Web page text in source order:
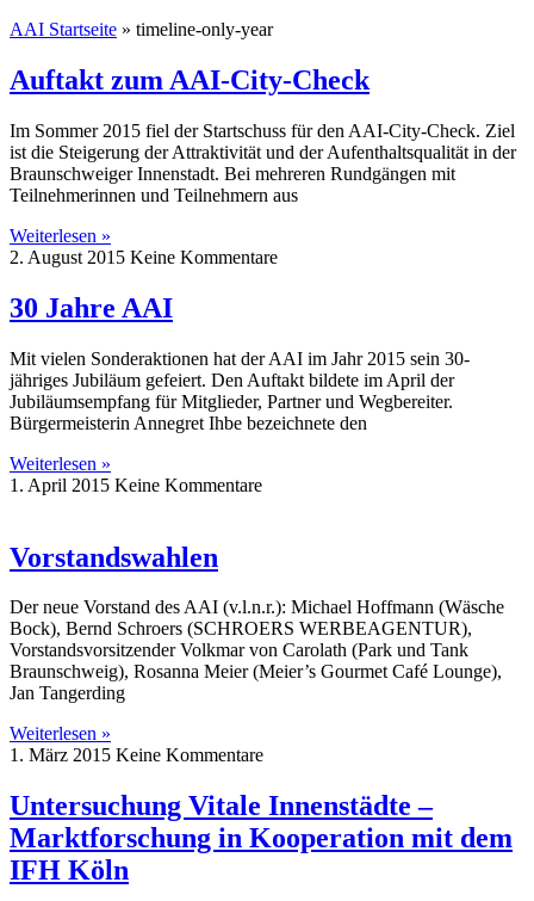
AAI Startseite » timeline-only-year
Auftakt zum AAI-City-Check
Im Sommer 2015 fiel der Startschuss für den AAI-City-Check. Ziel
ist die Steigerung der Attraktivität und der Aufenthaltsqualität in der
Braunschweiger Innenstadt. Bei mehreren Rundgängen mit
Teilnehmerinnen und Teilnehmern aus
Weiterlesen »
2. August 2015 Keine Kommentare
30 Jahre AAI
Mit vielen Sonderaktionen hat der AAI im Jahr 2015 sein 30-
jähriges Jubiläum gefeiert. Den Auftakt bildete im April der
Jubiläumsempfang für Mitglieder, Partner und Wegbereiter.
Bürgermeisterin Annegret Ihbe bezeichnete den
Weiterlesen »
1. April 2015 Keine Kommentare
Vorstandswahlen
Der neue Vorstand des AAI (v.l.n.r.): Michael Hoffmann (Wäsche
Bock), Bernd Schroers (SCHROERS WERBEAGENTUR),
Vorstandsvorsitzender Volkmar von Carolath (Park und Tank
Braunschweig), Rosanna Meier (Meier’s Gourmet Café Lounge),
Jan Tangerding
Weiterlesen »
1. März 2015 Keine Kommentare
Untersuchung Vitale Innenstädte –
Marktforschung in Kooperation mit dem
IFH Köln